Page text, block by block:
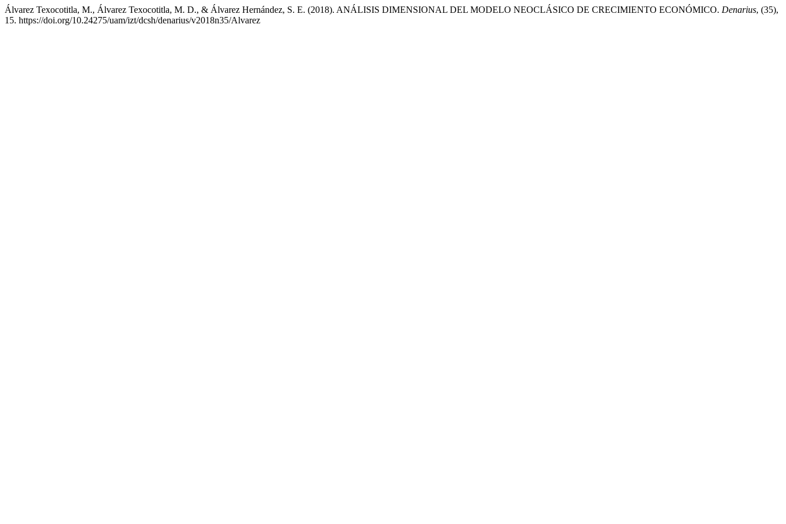
Álvarez Texocotitla, M., Álvarez Texocotitla, M. D., & Álvarez Hernández, S. E. (2018). ANÁLISIS DIMENSIONAL DEL MODELO NEOCLÁSICO DE CRECIMIENTO ECONÓMICO. Denarius, (35),
15. https://doi.org/10.24275/uam/izt/dcsh/denarius/v2018n35/Alvarez